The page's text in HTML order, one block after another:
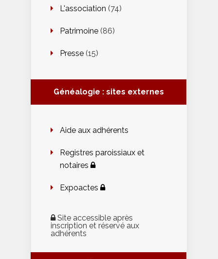
L'association (74)
Patrimoine (86)
Presse (15)
Généalogie : sites externes
Aide aux adhérents
Registres paroissiaux et
notaires
Expoactes
Site accessible après
inscription et réservé aux
adhérents